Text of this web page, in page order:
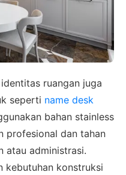
ruangan juga
seperti name desk
bahan stainless
profesional dan tahan
atau administrasi.
kebutuhan konstruksi